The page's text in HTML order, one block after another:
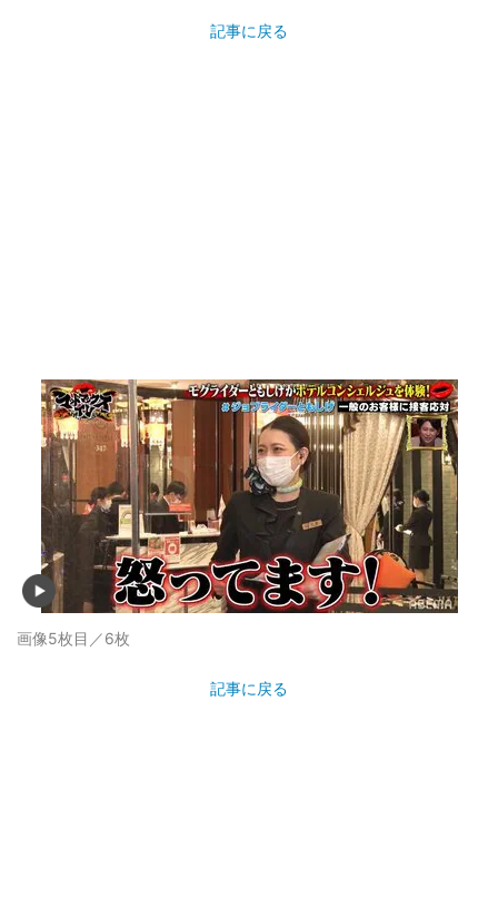
記事に戻る
画像5枚目／6枚
記事に戻る